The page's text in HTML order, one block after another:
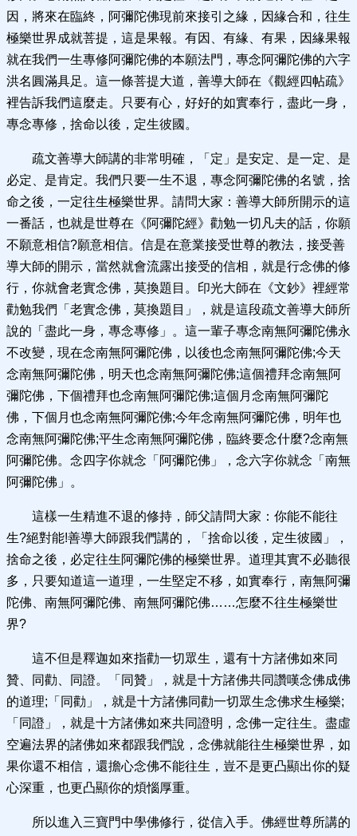
因，將來在臨終，阿彌陀佛現前來接引之緣，因緣合和，往生
極樂世界成就菩提，這是果報。有因、有緣、有果，因緣果報
就在我們一生專修阿彌陀佛的本願法門，專念阿彌陀佛的六字
洪名圓滿具足。這一條菩提大道，善導大師在《觀經四帖疏》
裡告訴我們這麼走。只要有心，好好的如實奉行，盡此一身，
專念專修，捨命以後，定生彼國。
疏文善導大師講的非常明確，「定」是安定、是一定、是
必定、是肯定。我們只要一生不退，專念阿彌陀佛的名號，捨
命之後，一定往生極樂世界。請問大家：善導大師所開示的這
一番話，也就是世尊在《阿彌陀經》勸勉一切凡夫的話，你願
不願意相信?願意相信。信是在意業接受世尊的教法，接受善
導大師的開示，當然就會流露出接受的信相，就是行念佛的修
行，你就會老實念佛，莫換題目。印光大師在《文鈔》裡經常
勸勉我們「老實念佛，莫換題目」，就是這段疏文善導大師所
說的「盡此一身，專念專修」。這一輩子專念南無阿彌陀佛永
不改變，現在念南無阿彌陀佛，以後也念南無阿彌陀佛;今天
念南無阿彌陀佛，明天也念南無阿彌陀佛;這個禮拜念南無阿
彌陀佛，下個禮拜也念南無阿彌陀佛;這個月念南無阿彌陀
佛，下個月也念南無阿彌陀佛;今年念南無阿彌陀佛，明年也
念南無阿彌陀佛;平生念南無阿彌陀佛，臨終要念什麼?念南無
阿彌陀佛。念四字你就念「阿彌陀佛」，念六字你就念「南無
阿彌陀佛」。
這樣一生精進不退的修持，師父請問大家：你能不能往
生?絕對能!善導大師跟我們講的，「捨命以後，定生彼國」，
捨命之後，必定往生阿彌陀佛的極樂世界。道理其實不必聽很
多，只要知道這一道理，一生堅定不移，如實奉行，南無阿彌
陀佛、南無阿彌陀佛、南無阿彌陀佛……怎麼不往生極樂世
界?
這不但是釋迦如來指勸一切眾生，還有十方諸佛如來同
贊、同勸、同證。「同贊」，就是十方諸佛共同讚嘆念佛成佛
的道理;「同勸」，就是十方諸佛同勸一切眾生念佛求生極樂;
「同證」，就是十方諸佛如來共同證明，念佛一定往生。盡虛
空遍法界的諸佛如來都跟我們說，念佛就能往生極樂世界，如
果你還不相信，還擔心念佛不能往生，豈不是更凸顯出你的疑
心深重，也更凸顯你的煩惱厚重。
所以進入三寶門中學佛修行，從信入手。佛經世尊所講的